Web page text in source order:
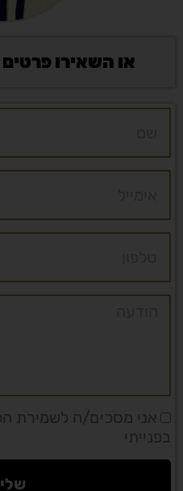
או השאירו פרטים
שם
אימייל
טלפון
הודעה
אני מסכים/ה לשמירת
בפנייתי